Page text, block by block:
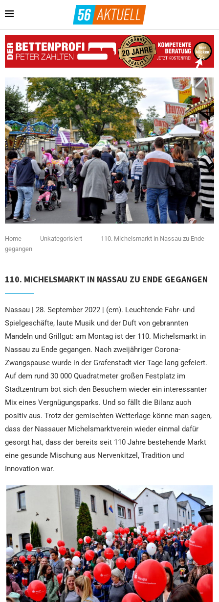
Home Unkategorisiert
110. Michelsmarkt in Nassau zu Ende
gegangen
110. MICHELSMARKT IN NASSAU ZU ENDE GEGANGEN
Nassau | 28. September 2022 | (cm). Leuchtende Fahr- und
Spielgeschäfte, laute Musik und der Duft von gebrannten
Mandeln und Grillgut: am Montag ist der 110. Michelsmarkt in
Nassau zu Ende gegangen. Nach zweijähriger Corona-
Zwangspause wurde in der Grafenstadt vier Tage lang gefeiert.
Auf dem rund 30 000 Quadratmeter großen Festplatz im
Stadtzentrum bot sich den Besuchern wieder ein interessanter
Mix eines Vergnügungsparks. Und so fällt die Bilanz auch
positiv aus. Trotz der gemischten Wetterlage könne man sagen,
dass der Nassauer Michelsmarktverein wieder einmal dafür
gesorgt hat, dass der bereits seit 110 Jahre bestehende Markt
eine gesunde Mischung aus Nervenkitzel, Tradition und
Innovation war.